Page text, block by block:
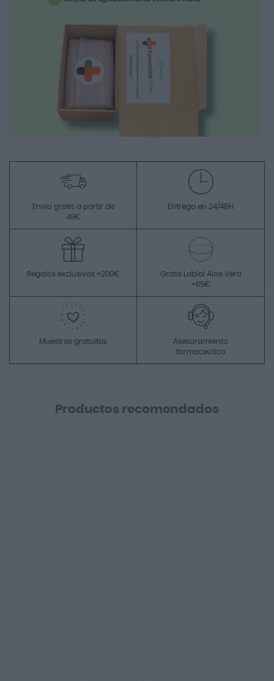
Envío gratis a partir de
49€
Entrega en 24/48H
Regalos exclusivos +200€
Gratis Labial Aloe Vera
+65€
Muestras gratuitas
Asesoramiento
farmaceútico
Productos recomendados